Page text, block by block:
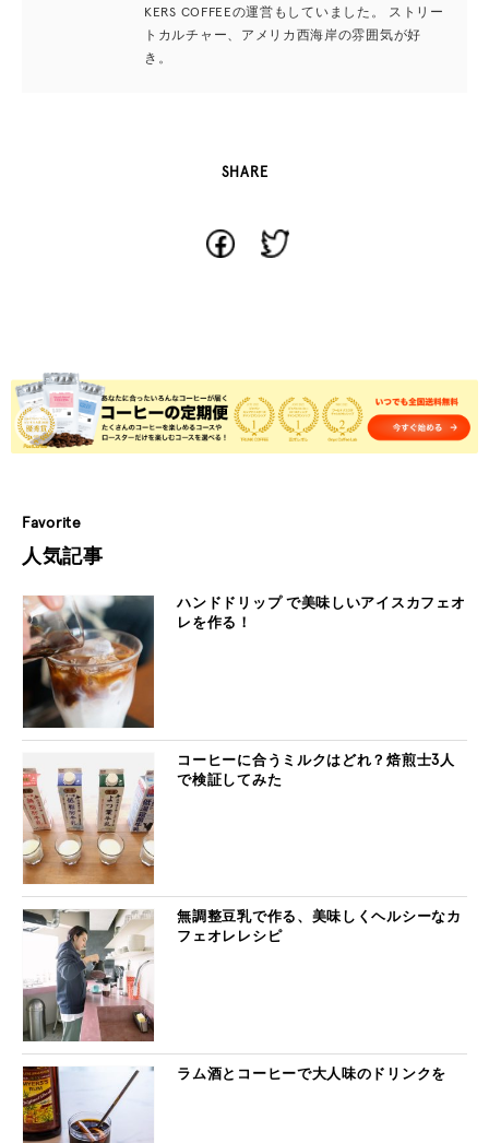
KERS COFFEEの運営もしていました。 ストリー
トカルチャー、アメリカ西海岸の雰囲気が好
き。
SHARE
Favorite
人気記事
ハンドドリップ で美味しいアイスカフェオ
レを作る！
コーヒーに合うミルクはどれ？焙煎士3人
で検証してみた
無調整豆乳で作る、美味しくヘルシーなカ
フェオレレシピ
ラム酒とコーヒーで大人味のドリンクを